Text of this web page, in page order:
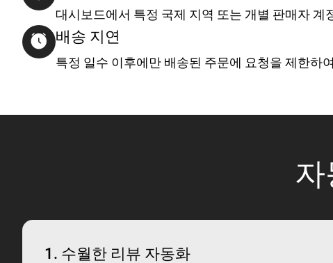
대시보드에서 특정 국제 지역 또는 개별 판매자 계
배송 지연
특정 일수 이후에만 배송된 주문에 요청을 제한하
1. 수월한 리뷰 자동화